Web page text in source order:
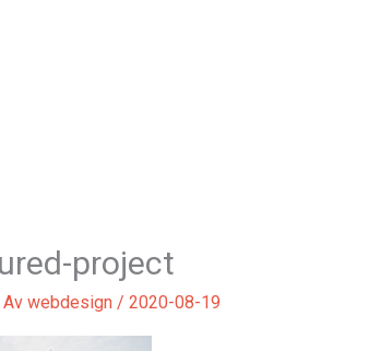
project
webdesign / 2020-08-19